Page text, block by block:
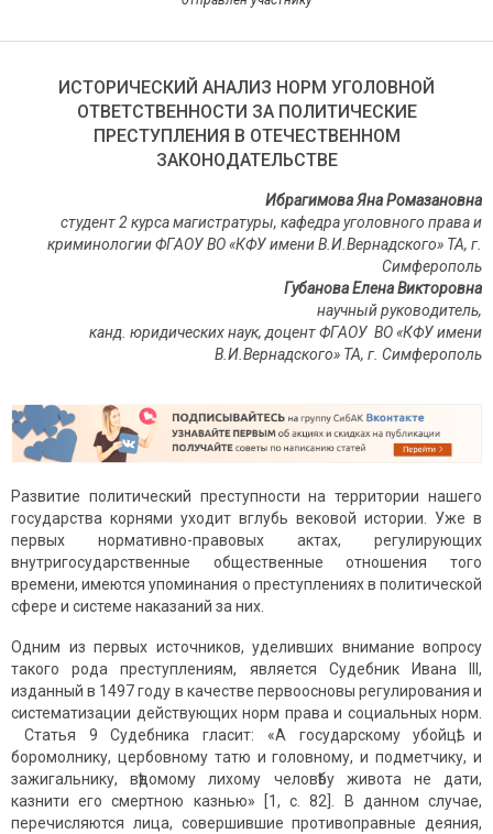
ИСТОРИЧЕСКИЙ АНАЛИЗ НОРМ УГОЛОВНОЙ
ОТВЕТСТВЕННОСТИ ЗА ПОЛИТИЧЕСКИЕ
ПРЕСТУПЛЕНИЯ В ОТЕЧЕСТВЕННОМ
ЗАКОНОДАТЕЛЬСТВЕ
Ибрагимова Яна Ромазановна
студент 2 курса магистратуры, кафедра уголовного права и
криминологии ФГАОУ ВО «КФУ имени В.И.Вернадского» ТА, г.
Симферополь
Губанова Елена Викторовна
научный руководитель,
канд. юридических наук, доцент ФГАОУ ВО «КФУ имени
В.И.Вернадского» ТА, г. Симферополь
Развитие политический преступности на территории нашего
государства корнями уходит вглубь вековой истории. Уже в
первых нормативно-правовых актах, регулирующих
внутригосударственные общественные отношения того
времени, имеются упоминания о преступлениях в политической
сфере и системе наказаний за них.
Одним из первых источников, уделивших внимание вопросу
такого рода преступлениям, является Судебник Ивана III,
изданный в 1497 году в качестве первоосновы регулирования и
систематизации действующих норм права и социальных норм.
Статья 9 Судебника гласит: «А государскому убойцѣ, и
боромолнику, цербовному татю и головному, и подметчику, и
зажигальнику, вѣдомому лихому человѣбу живота не дати,
казнити его смертною казнью» [1, с. 82]. В данном случае,
перечисляются лица, совершившие противоправные деяния,